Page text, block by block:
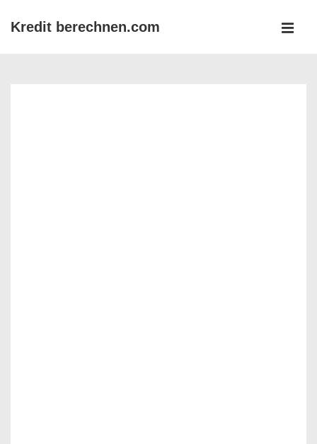
ZumKredit berechnen.com